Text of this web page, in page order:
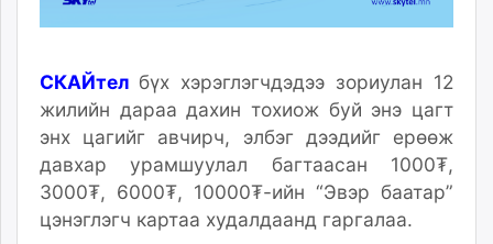
urlag.mn
unen.mn
shudarga.mn
shuurhai.mn
unuudur.mn
isee.mn
СКАЙтел бүх хэрэглэгчдэдээ зориулан 12
жилийн дараа дахин тохиож буй энэ цагт
энх цагийг авчирч, элбэг дээдийг ерөөж
давхар урамшуулал багтаасан 1000₮,
3000₮, 6000₮, 10000₮-ийн “Эвэр баатар”
цэнэглэгч картаа худалдаанд гаргалаа.